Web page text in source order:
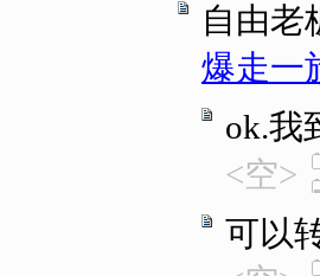
自由老
爆走一
ok.我
<空>
可以